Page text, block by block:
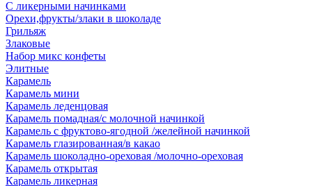
С ликерными начинками
Орехи,фрукты/злаки в шоколаде
Грильяж
Злаковые
Набор микс конфеты
Элитные
Карамель
Карамель мини
Карамель леденцовая
Карамель помадная/с молочной начинкой
Карамель с фруктово-ягодной /желейной начинкой
Карамель глазированная/в какао
Карамель шоколадно-ореховая /молочно-ореховая
Карамель открытая
Карамель ликерная